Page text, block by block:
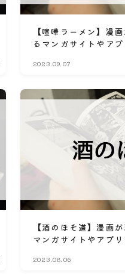
【喧嘩ラーメン】漫
るマンガサイトやア
2023.09.07
【酒のほそ道】漫画
マンガサイトやアプ
2023.08.06